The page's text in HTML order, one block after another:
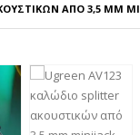
ΑΠΌ 3,5 MM